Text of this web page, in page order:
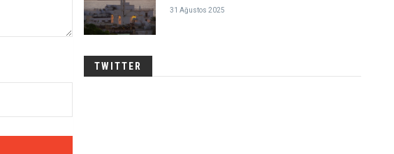
31 Ağustos 2025
TWITTER